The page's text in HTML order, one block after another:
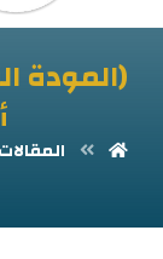
(المودة
المقالات